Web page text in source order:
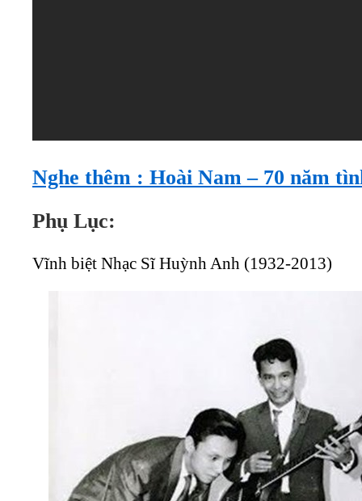
Nghe thêm : Hoài Nam – 70 năm
Phụ Lục:
Vĩnh biệt Nhạc Sĩ Huỳnh Anh (1932-2013)